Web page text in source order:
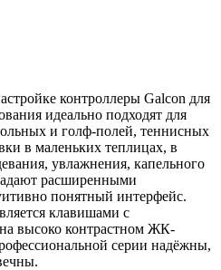
контроллеры Galcon для
идеально подходят для
и голф-полей, теннисных
в маленьких теплицах, в
увлажнения, капельного
расширенными
понятный интерфейс.
клавишами с
высоко контрастном ЖК-
серии надёжны,